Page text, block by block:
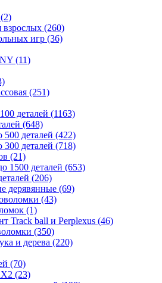
(2)
взрослых (260)
игр (36)
(11)
(251)
деталей (1163)
(648)
деталей (422)
деталей (718)
(21)
1500 деталей (653)
(206)
дерявянные (69)
(43)
(1)
Track ball и Perplexus (46)
(350)
и дерева (220)
(70)
(23)